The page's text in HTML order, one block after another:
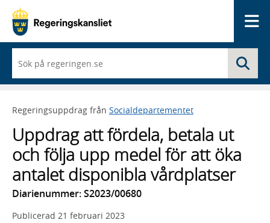
du
börjar
skriva
framträder
lista
med
sökförslag
Regeringsuppdrag från Socialdepartementet
Uppdrag att fördela, betala ut
och följa upp medel för att öka
antalet disponibla vårdplatser
Diarienummer: S2023/00680
Publicerad 21 februari 2023